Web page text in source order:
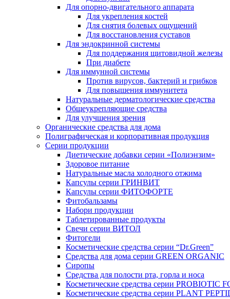
Для опорно-двигательного аппарата
Для укрепления костей
Для снятия болевых ощущений
Для восстановления суставов
Для эндокринной системы
Для поддержания щитовидной железы
При диабете
Для иммунной системы
Против вирусов, бактерий и грибков
Для повышения иммунитета
Натуральные дерматологические средства
Общеукрепляющие средства
Для улучшения зрения
Органические средства для дома
Полиграфическая и корпоративная продукция
Серии продукции
Диетические добавки серии «Полиэнзим»
Здоровое питание
Натуральные масла холодного отжима
Капсулы серии ГРИНВИТ
Капсулы серии ФИТОФОРТЕ
Фитобальзамы
Набори продукции
Таблетированные продукты
Свечи серии ВИТОЛ
Фитогели
Косметические средства серии “Dr.Green”
Средства для дома серии GREEN ORGANIC
Сиропы
Средства для полости рта, горла и носа
Косметические средства серии PROBIOTIC
Косметические средства серии PLANT